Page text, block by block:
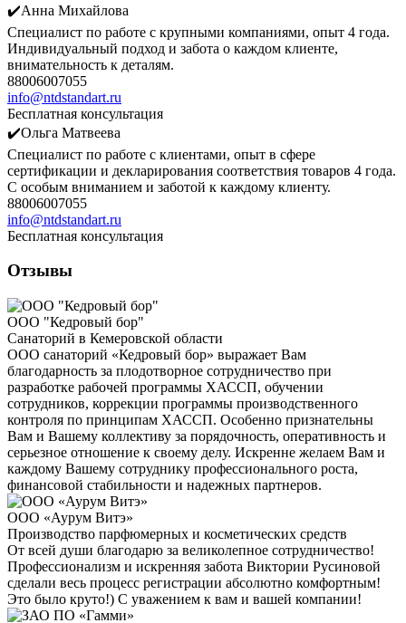
✔️Анна Михайлова
Специалист по работе с крупными компаниями, опыт 4 года.
Индивидуальный подход и забота о каждом клиенте,
внимательность к деталям.
88006007055
info@ntdstandart.ru
Бесплатная консультация
✔️Ольга Матвеева
Специалист по работе с клиентами, опыт в сфере
сертификации и декларирования соответствия товаров 4 года.
С особым вниманием и заботой к каждому клиенту.
88006007055
info@ntdstandart.ru
Бесплатная консультация
Отзывы
ООО "Кедровый бор"
Санаторий в Кемеровской области
ООО санаторий «Кедровый бор» выражает Вам
благодарность за плодотворное сотрудничество при
разработке рабочей программы ХАССП, обучении
сотрудников, коррекции программы производственного
контроля по принципам ХАССП. Особенно признательны
Вам и Вашему коллективу за порядочность, оперативность и
серьезное отношение к своему делу. Искренне желаем Вам и
каждому Вашему сотруднику профессионального роста,
финансовой стабильности и надежных партнеров.
ООО «Аурум Витэ»
Производство парфюмерных и косметических средств
От всей души благодарю за великолепное сотрудничество!
Профессионализм и искренняя забота Виктории Русиновой
сделали весь процесс регистрации абсолютно комфортным!
Это было круто!) С уважением к вам и вашей компании!